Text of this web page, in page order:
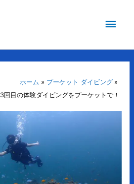
メ
メ
ホーム
プーケット ダイビング
3回目の体験ダイビングをプーケットで！